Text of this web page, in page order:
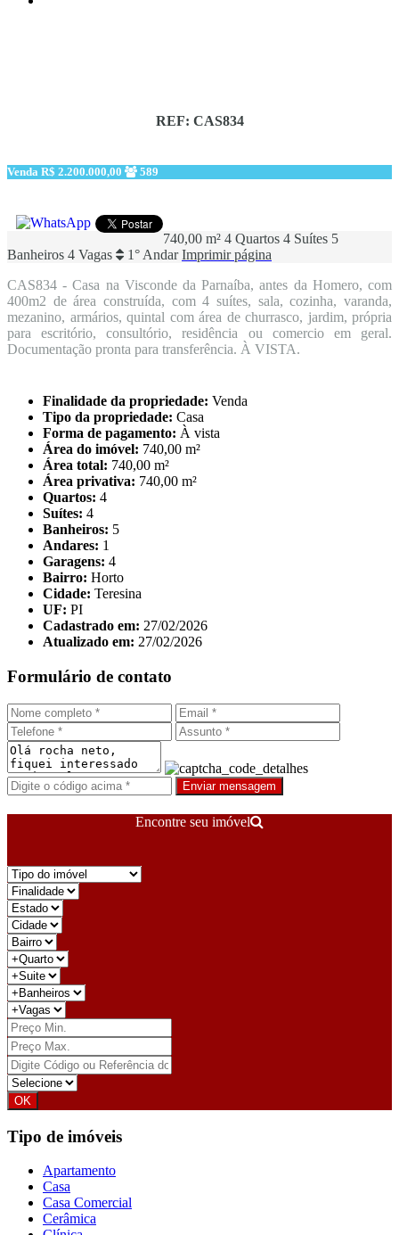
REF: CAS834
Venda R$ 2.200.000,00 589
740,00 m² 4 Quartos 4 Suítes 5
Banheiros 4 Vagas 1° Andar Imprimir página
CAS834 - Casa na Visconde da Parnaíba, antes da Homero, com
400m2 de área construída, com 4 suítes, sala, cozinha, varanda,
mezanino, armários, quintal com área de churrasco, jardim, própria
para escritório, consultório, residência ou comercio em geral.
Documentação pronta para transferência. À VISTA.
Finalidade da propriedade: Venda
Tipo da propriedade: Casa
Forma de pagamento: À vista
Área do imóvel: 740,00 m²
Área total: 740,00 m²
Área privativa: 740,00 m²
Quartos: 4
Suítes: 4
Banheiros: 5
Andares: 1
Garagens: 4
Bairro: Horto
Cidade: Teresina
UF: PI
Cadastrado em: 27/02/2026
Atualizado em: 27/02/2026
Formulário de contato
Enviar mensagem
Encontre seu imóvel
Tipo de imóveis
Apartamento
Casa
Casa Comercial
Cerâmica